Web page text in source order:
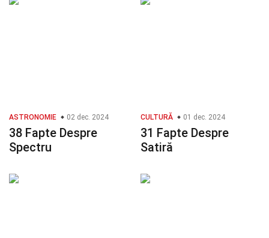
ASTRONOMIE 02 dec. 2024
38 Fapte Despre
Spectru
CULTURĂ 01 dec. 2024
31 Fapte Despre
Satiră